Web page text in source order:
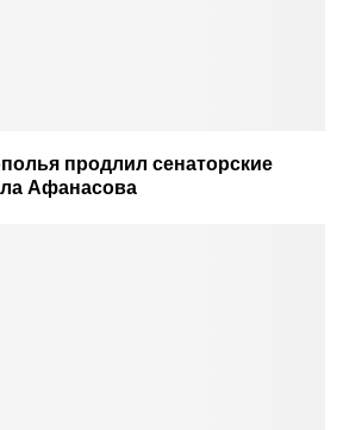
продлил сенаторские
Афанасова